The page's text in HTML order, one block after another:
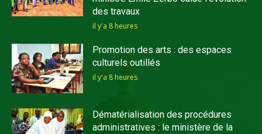
des travaux
il y'a 8 heures
Promotion des arts : des espaces
culturels outillés
il y'a 8 heures
Dématérialisation des procédures
administratives : le ministère de la